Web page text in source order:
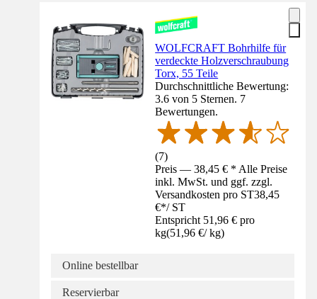
WOLFCRAFT Bohrhilfe für
verdeckte Holzverschraubung
Torx, 55 Teile
Durchschnittliche Bewertung:
3.6 von 5 Sternen. 7
Bewertungen.
(7)
Preis — 38,45 € * Alle Preise
inkl. MwSt. und ggf. zzgl.
Versandkosten pro ST38,45
€*/ ST
Entspricht 51,96 € pro
kg(51,96 €/ kg)
Online bestellbar
Reservierbar